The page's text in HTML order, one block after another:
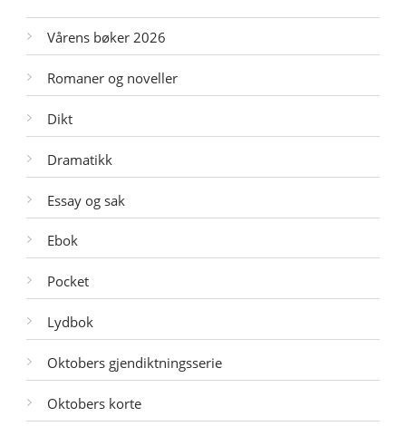
Kategorier
Vårens bøker 2026
Romaner og noveller
Dikt
Dramatikk
Essay og sak
Ebok
Pocket
Lydbok
Oktobers gjendiktningsserie
Oktobers korte